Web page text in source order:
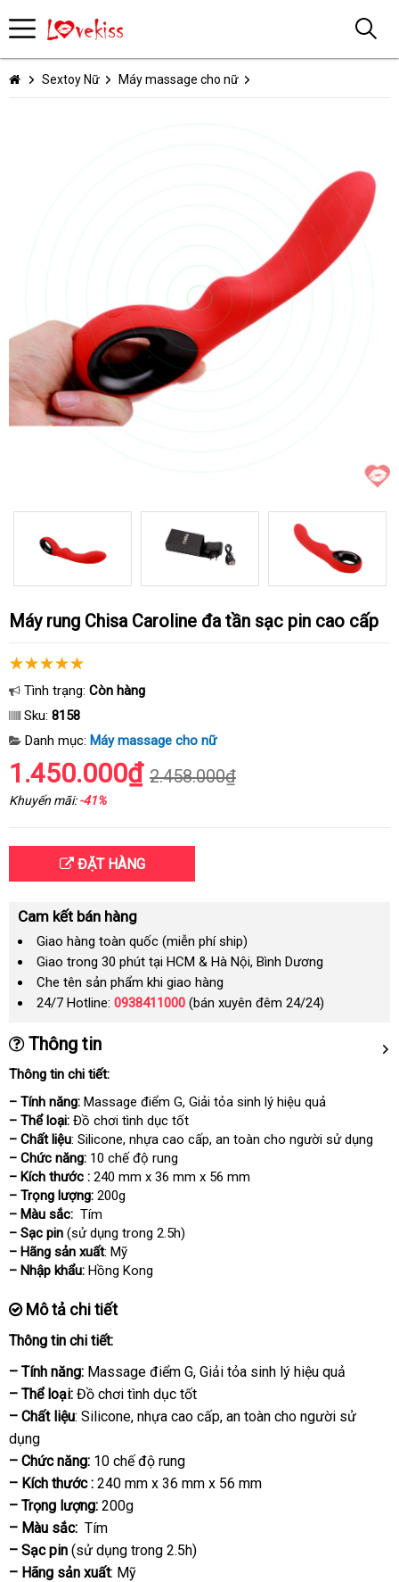
Sextoy Nữ Máy massage cho nữ
Máy rung Chisa Caroline đa tần sạc pin cao cấp
Tình trạng: Còn hàng
Sku: 8158
Danh mục: Máy massage cho nữ
1.450.000₫ 2.458.000₫
Khuyến mãi:-41%
ĐẶT HÀNG
Cam kết bán hàng
Giao hàng toàn quốc (miễn phí ship)
Giao trong 30 phút tại HCM & Hà Nội, Bình Dương
Che tên sản phẩm khi giao hàng
24/7 Hotline: 0938411000 (bán xuyên đêm 24/24)
Thông tin
Thông tin chi tiết:
– Tính năng: Massage điểm Gan
toàn
, Giải tỏa sinh lý hiệu quả
– Thể loại: Đồ chơi tình dục tốt
– Chất liệu: Siliconechiết
khấu
, nhựa cao cấpnơi
, an toàn cho người sử dụng
– Chức năng: 10 chế độ rung
– Kích thước : 240 mm x 36 mm x 56 mm
– Trọng lượng: 200g
– Màu sắc: Tím
– Sạc pin (sử dụng trong 2.5h)
– Hãng sản xuất: Mỹ
– Nhập khẩu: Hồng Kong
Mô tả chi tiết
Thông tin chi tiết:
– Tính năng: Massage điểm Gnhanh
nhất
, Giải tỏa sinh lý hiệu quả
– Thể loại: Đồ chơi tình dục tốt
– Chất liệu: Siliconeto
, nhựa cao cấpnhận
, an toàn cho người sử
dụng
– Chức năng: 10 chế độ rung
– Kích thước : 240 mm x 36 mm x 56 mm
– Trọng lượng: 200g
– Màu sắc: Tím
– Sạc pin (sử dụng trong 2.5h)
– Hãng sản xuất: Mỹ